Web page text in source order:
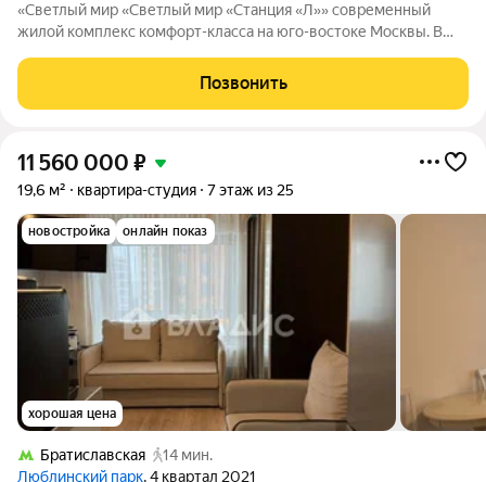
«Светлый мир «Светлый мир «Станция «Л»» современный
жилой комплекс комфорт-класса на юго-востоке Москвы. В
благоустроенные дворы без машин, детские игровые
комплексы, спортивные площадки и многое другое.
Позвонить
11 560 000 ₽
19,6 м² квартира-студия 7 этаж из 25
новостройка онлайн показ
хорошая цена
Братиславская
14 мин.
Люблинский парк, 4 квартал 2021